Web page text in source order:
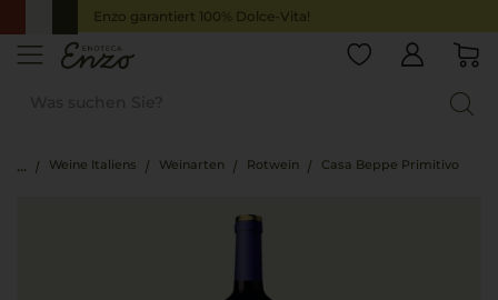
Enzo garantiert 100% Dolce-Vita!
Weine Italiens Weinarten Rotwein Casa Beppe Primitivo